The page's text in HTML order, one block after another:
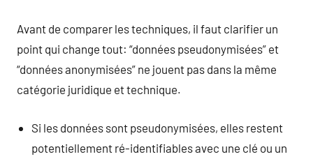
Avant de comparer les techniques, il faut clarifier un
point qui change tout: “données pseudonymisées” et
“données anonymisées” ne jouent pas dans la même
catégorie juridique et technique.
Si les données sont pseudonymisées, elles restent
potentiellement ré-identifiables avec une clé ou un